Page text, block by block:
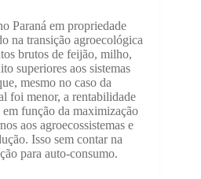
Paraná em propriedade
na transição agroecológica
brutos de feijão, milho,
superiores aos sistemas
mesmo no caso da
foi menor, a rentabilidade
função da maximização
aos agroecossistemas e
Isso sem contar na
para auto-consumo.